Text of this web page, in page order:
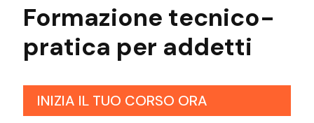
Formazione tecnico-
pratica per addetti
INIZIA IL TUO CORSO ORA